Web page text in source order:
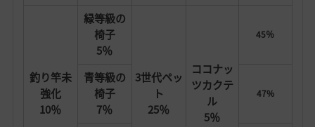
釣り竿未
強化
10％
緑等級の
椅子
5％
3世代ペッ
ト
25％
ココナッ
ツカクテ
ル
5％
45％
青等級の
椅子
7％
47%